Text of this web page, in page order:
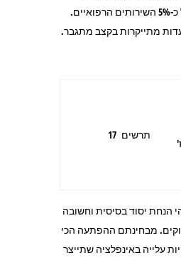
התייקרו בשיעור של כ-5% השירותים הרפואיים.
מתייקרות בקצב מתגבר.
תרשים 17
הנחת יסוד בסיסית וחשובה
מבחינתם ההפתעה הכי
עלייה באינפלציה שתייצר